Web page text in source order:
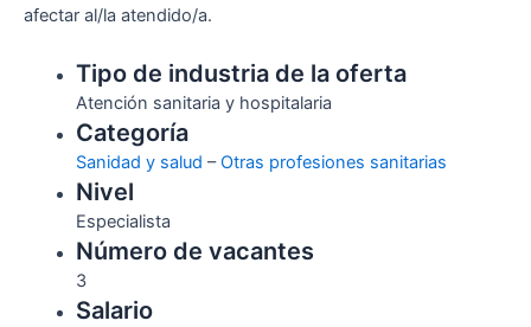
afectar al/la atendido/a.
Tipo de industria de la oferta
Atención sanitaria y hospitalaria
Categoría
Sanidad y salud –Otras profesiones sanitarias
Nivel
Especialista
Número de vacantes
3
Salario